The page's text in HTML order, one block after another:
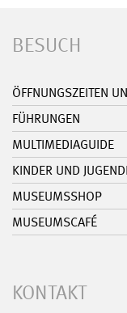
BESUCH
ÖFFNUNGSZEITEN
FÜHRUNGEN
MULTIMEDIAGUIDE
KINDER UND
MUSEUMSSHOP
MUSEUMSCAFÉ
KONTAKT